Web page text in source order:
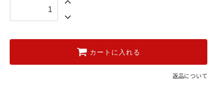
カートに入れる
返品について